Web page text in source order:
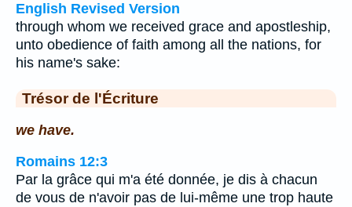
English Revised Version
through whom we received grace and apostleship,
unto obedience of faith among all the nations, for
his name's sake:
Trésor de l'Écriture
we have.
Romains 12:3
Par la grâce qui m'a été donnée, je dis à chacun
de vous de n'avoir pas de lui-même une trop haute